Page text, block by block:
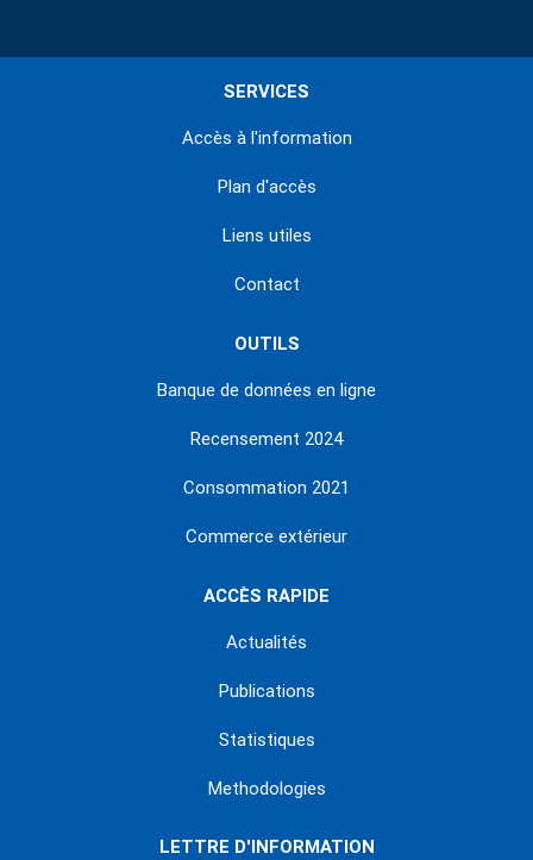
SERVICES
Accès à l'information
Plan d'accès
Liens utiles
Contact
OUTILS
Banque de données en ligne
Recensement 2024
Consommation 2021
Commerce extérieur
ACCÈS RAPIDE
Actualités
Publications
Statistiques
Methodologies
LETTRE D'INFORMATION